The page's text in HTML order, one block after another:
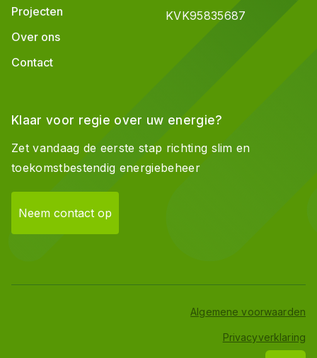
Projecten
Over ons
Contact
KVK95835687
Klaar voor regie over uw energie?
Zet vandaag de eerste stap richting slim en
toekomstbestendig energiebeheer
Neem contact op
Algemene voorwaarden
Privacyverklaring